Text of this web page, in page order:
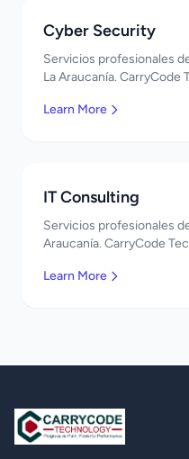
Cyber Security
Servicios profesionales
La Araucanía.
Learn More
IT Consulting
Servicios profesionales
Araucanía. CarryCode
Learn More